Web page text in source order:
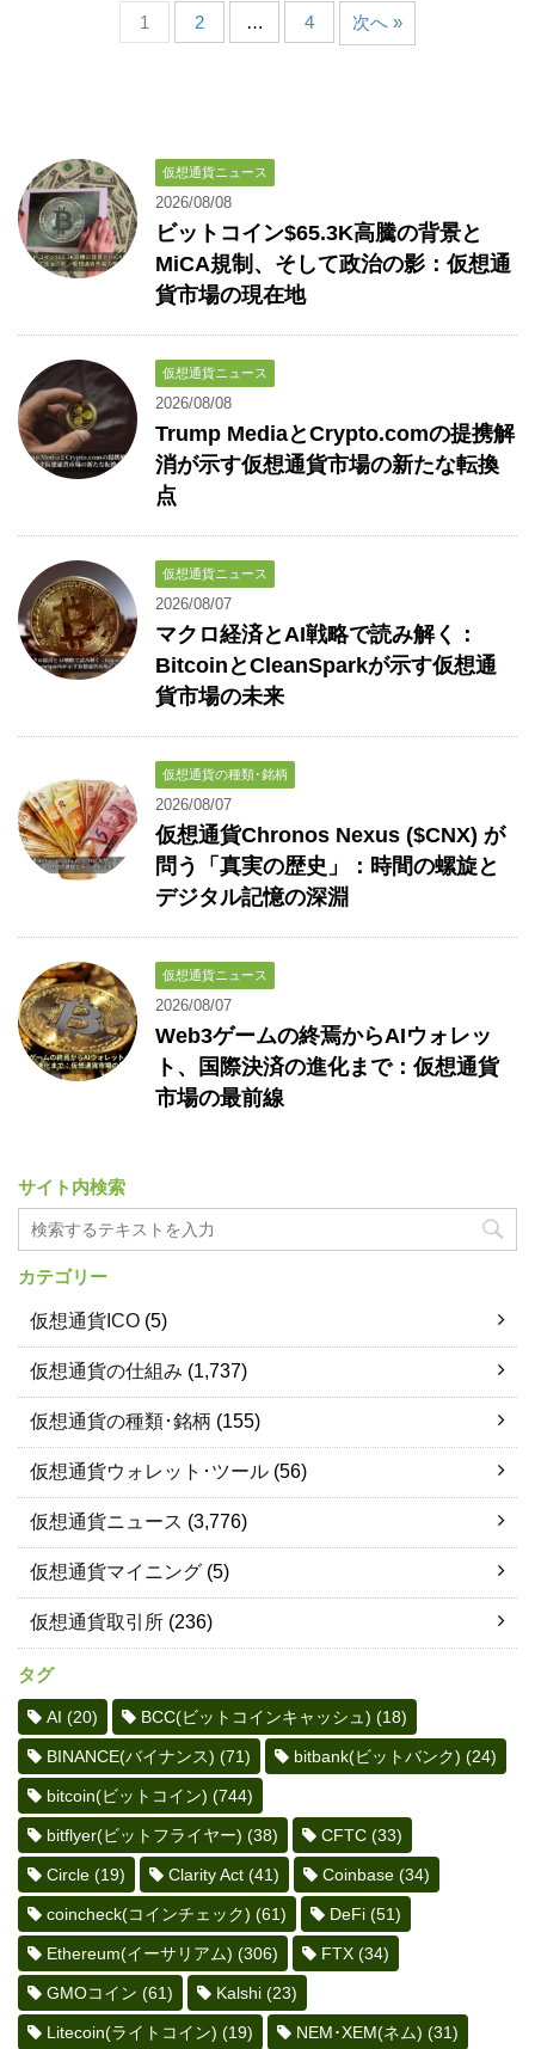
1 2 … 4 次へ »
仮想通貨ニュース
2026/08/08
ビットコイン$65.3K高騰の背景と
MiCA規制、そして政治の影：仮想通
貨市場の現在地
仮想通貨ニュース
2026/08/08
Trump MediaとCrypto.comの提携解
消が示す仮想通貨市場の新たな転換
点
仮想通貨ニュース
2026/08/07
マクロ経済とAI戦略で読み解く：
BitcoinとCleanSparkが示す仮想通
貨市場の未来
仮想通貨の種類･銘柄
2026/08/07
仮想通貨Chronos Nexus ($CNX) が
問う「真実の歴史」：時間の螺旋と
デジタル記憶の深淵
仮想通貨ニュース
2026/08/07
Web3ゲームの終焉からAIウォレッ
ト、国際決済の進化まで：仮想通貨
市場の最前線
サイト内検索
カテゴリー
仮想通貨ICO (5)
仮想通貨の仕組み (1,737)
仮想通貨の種類･銘柄 (155)
仮想通貨ウォレット･ツール (56)
仮想通貨ニュース (3,776)
仮想通貨マイニング (5)
仮想通貨取引所 (236)
タグ
AI (20) BCC(ビットコインキャッシュ) (18)
BINANCE(バイナンス) (71) bitbank(ビットバンク) (24)
bitcoin(ビットコイン) (744)
bitflyer(ビットフライヤー) (38) CFTC (33)
Circle (19) Clarity Act (41) Coinbase (34)
coincheck(コインチェック) (61) DeFi (51)
Ethereum(イーサリアム) (306) FTX (34)
GMOコイン (61) Kalshi (23)
Litecoin(ライトコイン) (19) NEM･XEM(ネム) (31)